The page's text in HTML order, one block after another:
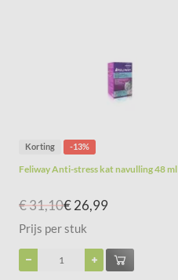
Korting -13%
Feliway Anti-stress kat navulling 48 ml
€ 31,10€ 26,99
Prijs per stuk